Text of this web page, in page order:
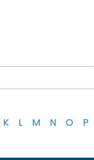
K L M N O P